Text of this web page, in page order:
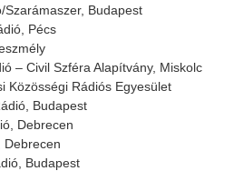
Szarámaszer, Budapest
Pécs
– Civil Szféra Alapítvány, Miskolc
Közösségi Rádiós Egyesület
Budapest
Debrecen
Debrecen
Budapest